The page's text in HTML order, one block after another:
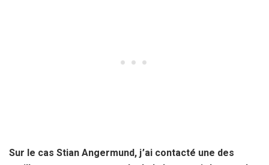
Sur le cas Stian Angermund, j’ai contacté une des